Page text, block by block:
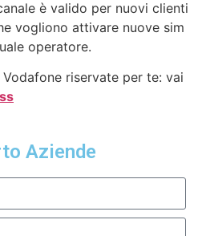
è valido per nuovi clienti
vogliono attivare nuove sim
operatore.
riservate per te: vai
Aziende